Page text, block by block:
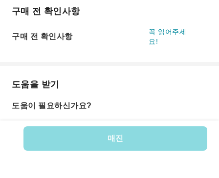
매진
구매 전 확인사항
구매 전 확인사항
꼭 읽어주세
요!
도움을 받기
도움이 필요하신가요?
상품 번호: 585820